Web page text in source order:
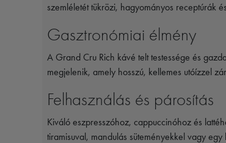
szemléletét tükrözi, hagyományos receptúrák
Gasztronómiai élmény
A Grand Cru Rich kávé telt testessége és
megjelenik, amely hosszú, kellemes utóízzel
Felhasználás és párosítás
Kiváló eszpresszóhoz, cappuccinóhoz és
tiramisuval, mandulás süteményekkel vagy egy